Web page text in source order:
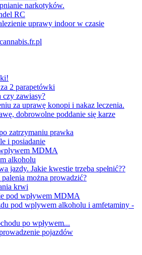
narkotyków.
RC
uprawy indoor w czasie
2 parapetówki
czy zawiasy?
za uprawę konopi i nakaz leczenia.
dobrowolne poddanie się karze
zatrzymaniu prawka
i posiadanie
MDMA
alkoholu
jazdy. Jakie kwestie trzeba spełnić??
można prowadzić?
krwi
pod wpływem MDMA
pod wplywem alkoholu i amfetaminy -
po wpływem...
pojazdów